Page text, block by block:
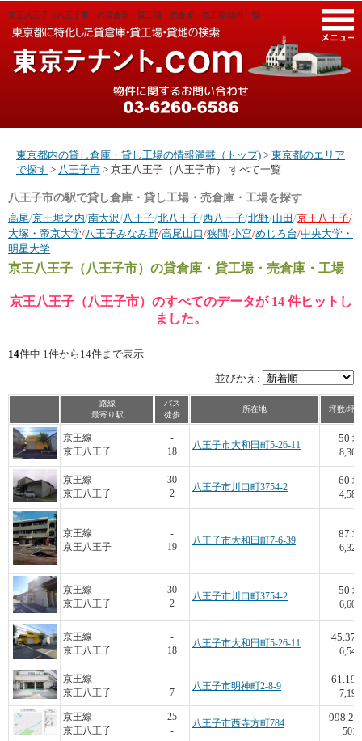
京王八王子（八王子市）の貸倉庫・貸工場・売倉庫・売工場|物件一覧
東京都内の貸し倉庫・貸し工場の情報満載（トップ) > 東京都のエリア
で探す > 八王子市 > 京王八王子（八王子市） すべて一覧
八王子市の駅で貸し倉庫・貸し工場・売倉庫・工場を探す
高尾/京王堀之内/南大沢/八王子/北八王子/西八王子/北野/山田/京王八王子/
大塚・帝京大学/八王子みなみ野/高尾山口/狭間/小宮/めじろ台/中央大学・
明星大学
京王八王子（八王子市） の貸倉庫・貸工場・売倉庫・工場
京王八王子（八王子市）のすべてのデータが 14 件ヒットし
ました。
14件中 1件から14件まで表示
並びかえ:
路線
最寄り駅
バス
徒歩
所在地 坪数/坪
京王線
京王八王子
-
18
八王子市大和田町5-26-11
50 坪
8,360
京王線
京王八王子
30
2
八王子市川口町3754-2
60 坪
4,583
京王線
京王八王子
-
19
八王子市大和田町7-6-39
87 坪
6,322
京王線
京王八王子
30
2
八王子市川口町3754-2
50 坪
6,600
京王線
京王八王子
-
18
八王子市大和田町5-26-11
45.37
6,546
京王線
京王八王子
-
7
八王子市明神町2-8-9
61.19
7,191
京王線
京王八王子
25
-
八王子市西寺方町784
998.25
501